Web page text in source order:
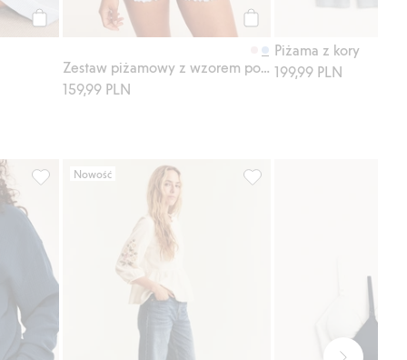
Kup
Kup
Zestaw piżamowy z wzorem pointelle
159,99 PLN
Piżama z kory
199,99 PLN
do listy ulubione
Koszula piżamowa z muślinu, Dodaj do listy ulubione
Nowość